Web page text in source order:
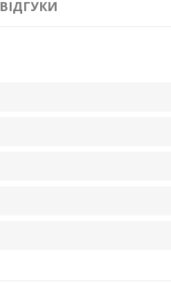
ВІДГУКИ